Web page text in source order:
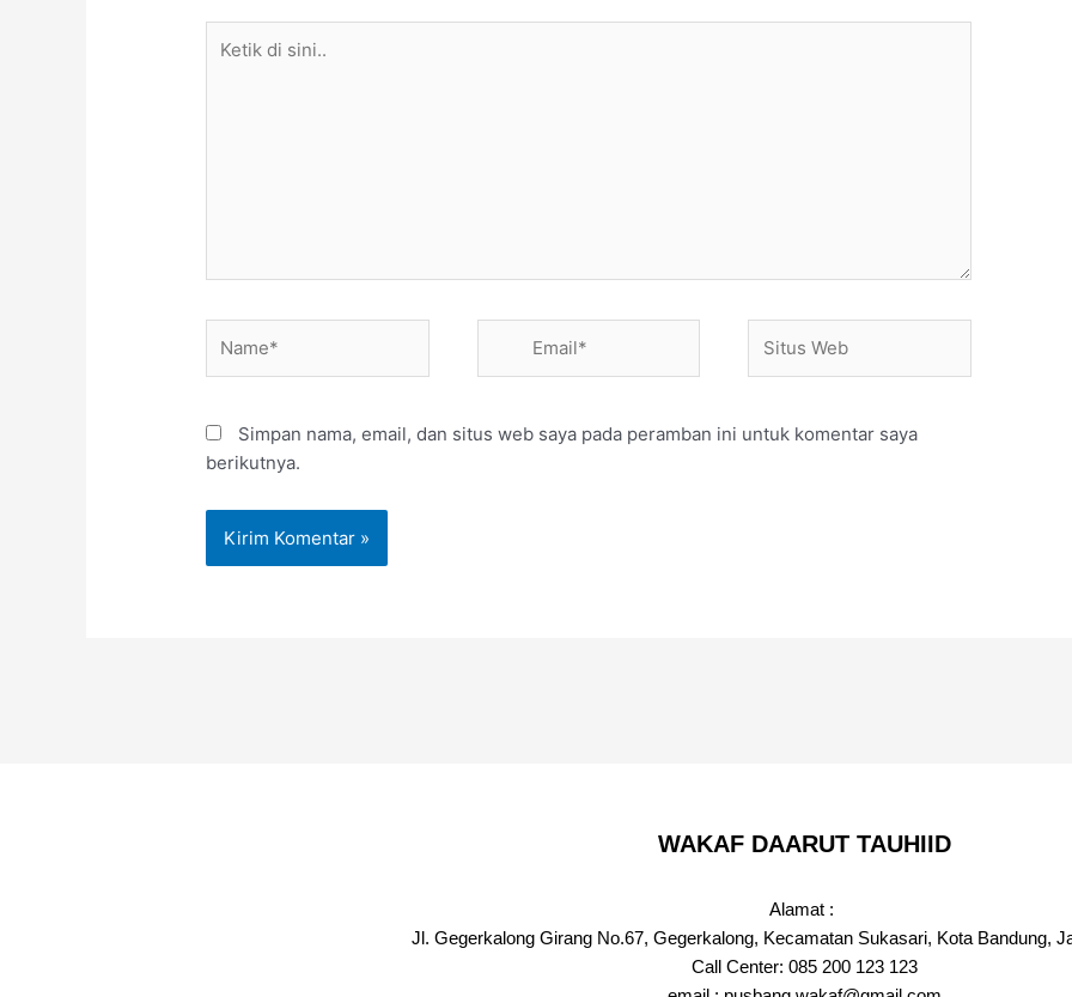
Web
Simpan nama, email, dan situs web saya pada peramban ini untuk komentar saya
berikutnya.
WAKAF DAARUT TAUHIID
Alamat :
Jl. Gegerkalong Girang No.67, Gegerkalong, Kecamatan Sukasari, Kota Bandung,
Call Center: 085 200 123 123